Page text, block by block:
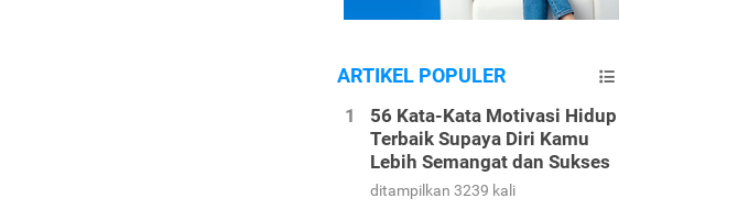
ARTIKEL POPULER
56 Kata-Kata Motivasi Hidup
Terbaik Supaya Diri Kamu
Lebih Semangat dan Sukses
ditampilkan 3239 kali